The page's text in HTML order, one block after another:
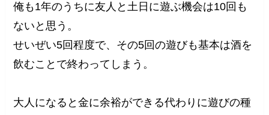
俺も1年のうちに友人と土日に遊ぶ機会は10回も
ないと思う。
せいぜい5回程度で、その5回の遊びも基本は酒を
飲むことで終わってしまう。
大人になると金に余裕ができる代わりに遊びの種